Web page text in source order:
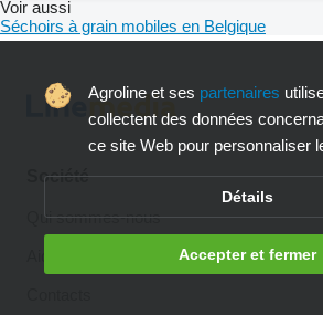
Agroline et ses partenaires
collectent des données
ce site Web pour personnaliser
Accepter et fermer
Détails
Voir aussi
Séchoirs à grain mobiles en Belgique
Société
Qui sommes-nous